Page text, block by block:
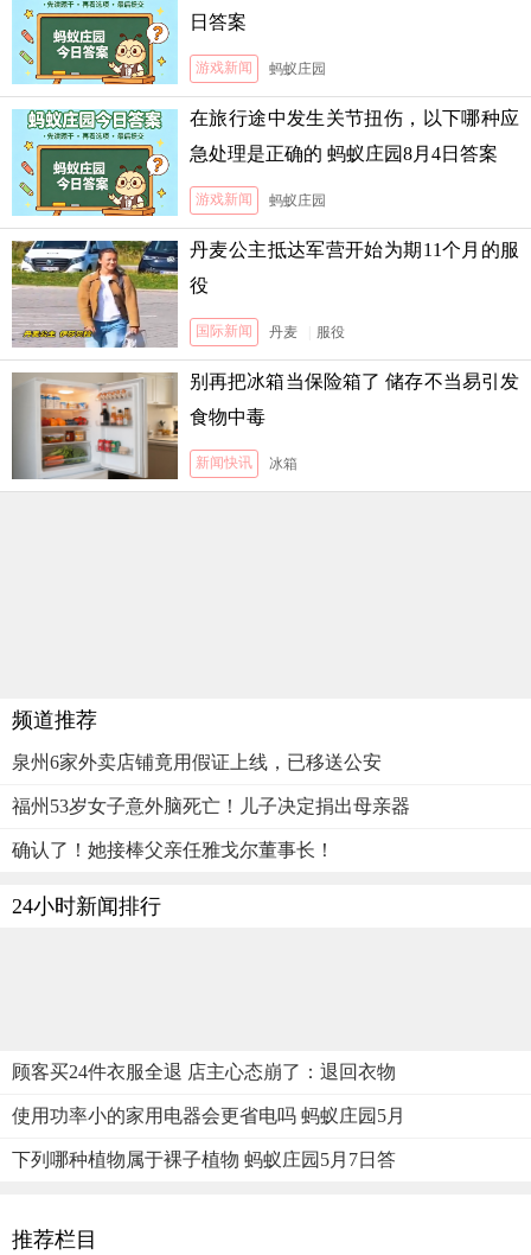
日答案
游戏新闻 蚂蚁庄园
在旅行途中发生关节扭伤，以下哪种应
急处理是正确的 蚂蚁庄园8月4日答案
游戏新闻 蚂蚁庄园
丹麦公主抵达军营开始为期11个月的服
役
国际新闻 丹麦 服役
别再把冰箱当保险箱了 储存不当易引发
食物中毒
新闻快讯 冰箱
频道推荐
泉州6家外卖店铺竟用假证上线，已移送公安
福州53岁女子意外脑死亡！儿子决定捐出母亲器
确认了！她接棒父亲任雅戈尔董事长！
24小时新闻排行
顾客买24件衣服全退 店主心态崩了：退回衣物
使用功率小的家用电器会更省电吗 蚂蚁庄园5月
下列哪种植物属于裸子植物 蚂蚁庄园5月7日答
推荐栏目